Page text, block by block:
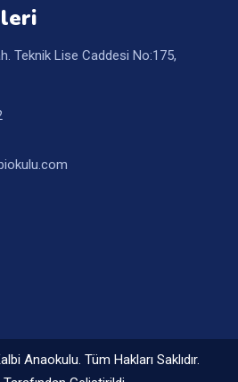
Teknik Lise Caddesi No:175,
Anaokulu. Tüm Hakları Saklıdır.